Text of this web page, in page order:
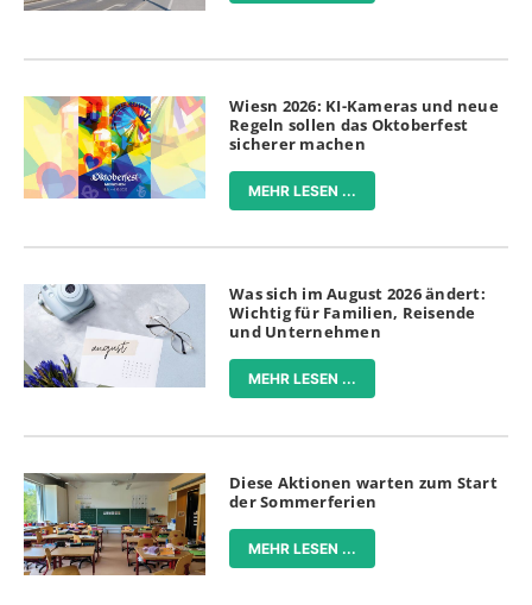
Wiesn 2026: KI-Kameras und neue
Regeln sollen das Oktoberfest
sicherer machen
MEHR LESEN ...
Was sich im August 2026 ändert:
Wichtig für Familien, Reisende
und Unternehmen
MEHR LESEN ...
Diese Aktionen warten zum Start
der Sommerferien
MEHR LESEN ...